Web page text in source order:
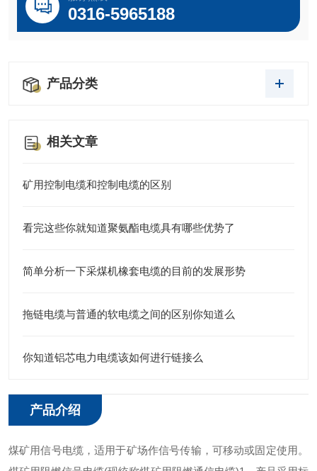
0316-5965188
产品分类
相关文章
矿用控制电缆和控制电缆的区别
看完这些你就知道聚氨酯电缆具有哪些优势了
简单分析一下采煤机橡套电缆的目前的发展形势
拖链电缆与普通的软电缆之间的区别你知道么
你知道铝芯电力电缆该如何进行链接么
产品介绍
煤矿用信号电缆，适用于矿场作信号传输，可移动或固定使用。